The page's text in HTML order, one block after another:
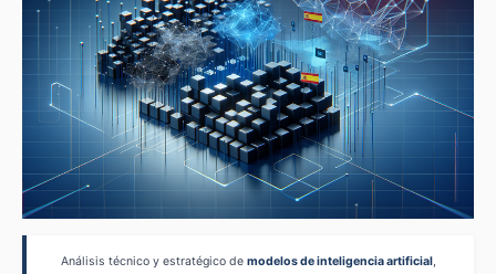
Análisis técnico y estratégico demodelos de inteligencia artificial,